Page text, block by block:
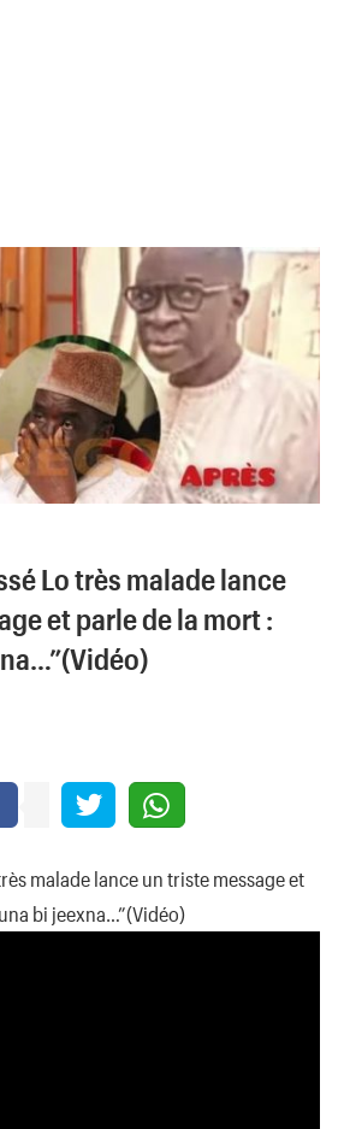
Lo très malade lance
et parle de la mort :
malade lance un triste message et
bi jeexna…”(Vidéo)